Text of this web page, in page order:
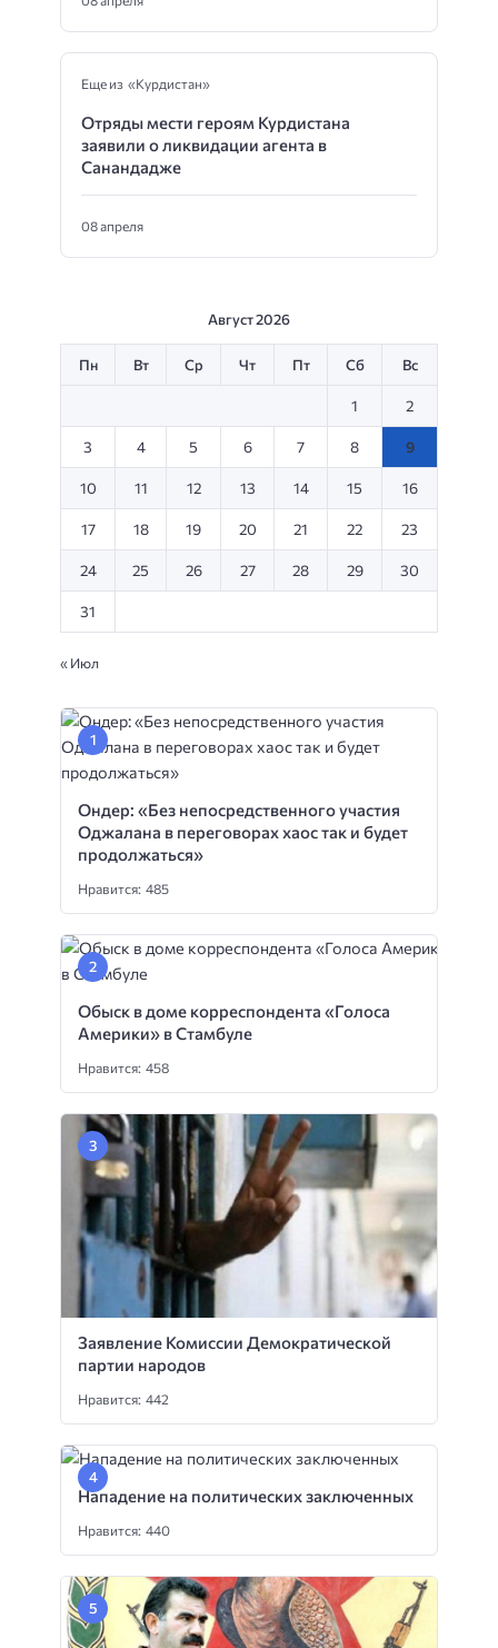
Еще из «Курдистан»
Отряды мести героям Курдистана
заявили о ликвидации агента в
Санандадже
08 апреля
Август 2026
Пн Вт Ср Чт Пт Сб Вс
1 2
3 4 5 6 7 8 9
10 11 12 13 14 15 16
17 18 19 20 21 22 23
24 25 26 27 28 29 30
31
« Июл
Ондер: «Без непосредственного участия
Оджалана в переговорах хаос так и будет
продолжаться»
Нравится: 485
Обыск в доме корреспондента «Голоса
Америки» в Стамбуле
Нравится: 458
Заявление Комиссии Демократической
партии народов
Нравится: 442
Нападение на политических заключенных
Нравится: 440